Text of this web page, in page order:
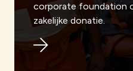
corporate foundation
zakelijke donatie.